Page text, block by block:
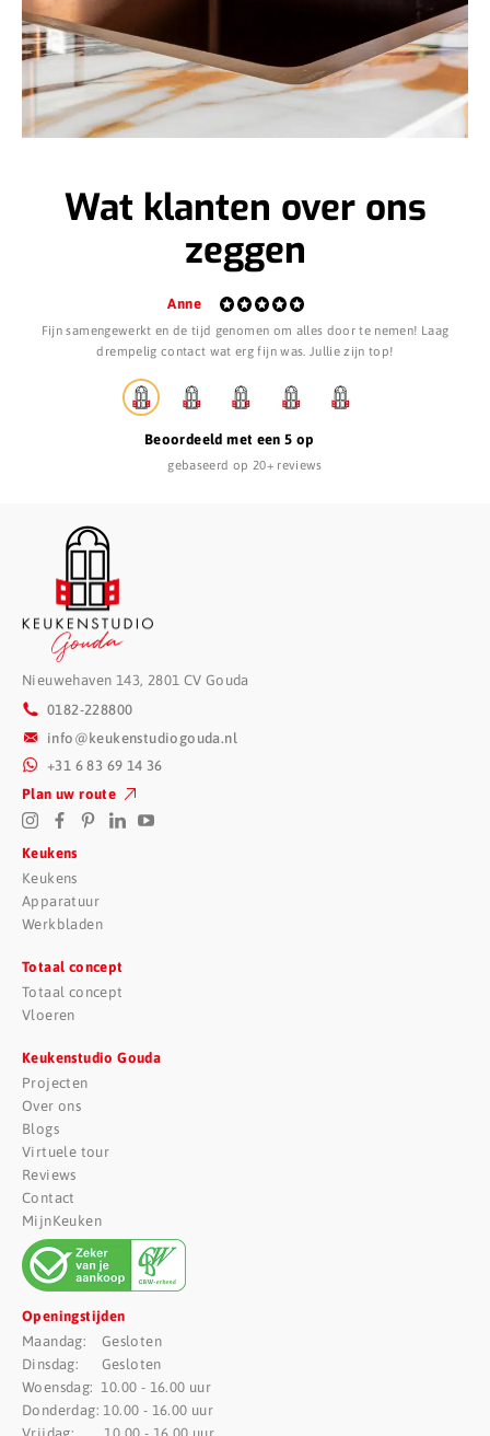
Wat klanten over ons
zeggen
Anne
Fijn samengewerkt en de tijd genomen om alles door te nemen! Laag
drempelig contact wat erg fijn was. Jullie zijn top!
Beoordeeld met een 5 op
gebaseerd op 20+ reviews
Nieuwehaven 143, 2801 CV Gouda
0182-228800
info@keukenstudiogouda.nl
+31 6 83 69 14 36
Plan uw route
Keukens
Keukens
Apparatuur
Werkbladen
Totaal concept
Totaal concept
Vloeren
Keukenstudio Gouda
Projecten
Over ons
Blogs
Virtuele tour
Reviews
Contact
MijnKeuken
Openingstijden
Maandag: Gesloten
Dinsdag: Gesloten
Woensdag: 10.00 - 16.00 uur
Donderdag: 10.00 - 16.00 uur